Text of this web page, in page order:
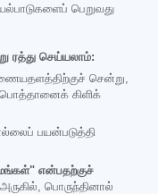
பெறுவது
ரத்து செய்யலாம்:
சென்று,
பொத்தானைக் கிளிக்
பயன்படுத்தி
என்பதற்குச்
பொருந்தினால்